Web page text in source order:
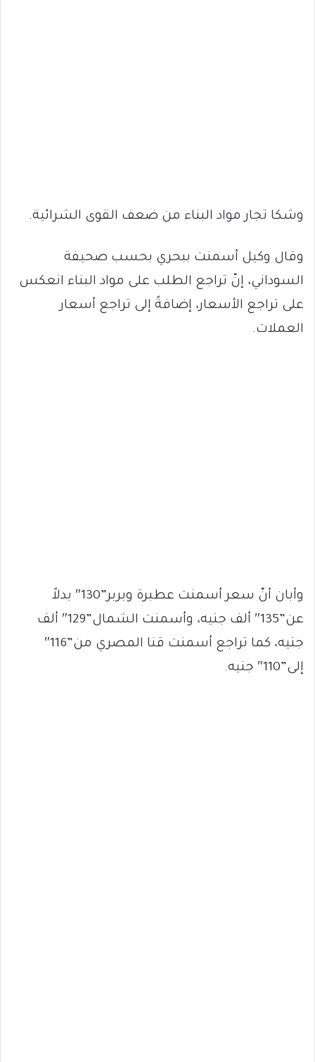
وشكا تجار مواد البناء من ضعف القوى الشرائية.
وقال وكيل أسمنت ببحري بحسب صحيفة
السوداني، إنّ تراجع الطلب على مواد البناء انعكس
على تراجع الأسعار، إضافةً إلى تراجع أسعار
العملات.
وأبان أنّ سعر أسمنت عطبرة وبربر”130″ بدلاً
عن”135″ ألف جنيه، وأسمنت الشمال”129″ ألف
جنيه، كما تراجع أسمنت قنا المصري من”116″
إلى”110″ جنيه.